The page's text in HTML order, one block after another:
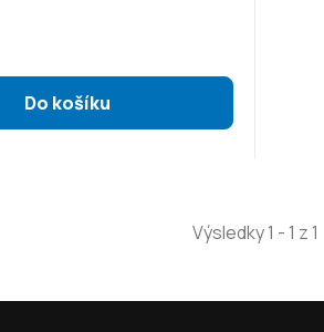
Výsledky 1 - 1 z 1